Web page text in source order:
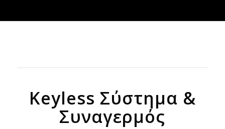
Keyless Σύστημα &
Συναγερμός